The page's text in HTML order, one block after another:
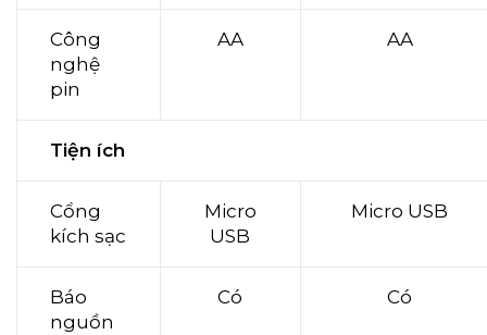
Công
nghệ
pin
AA AA
Tiện ích
Cổng
kích sạc
Micro
USB
Micro USB
Báo
nguồn
Có Có